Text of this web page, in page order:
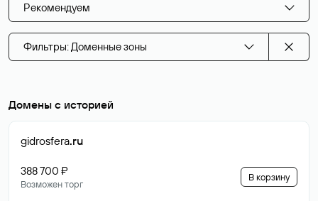
Рекомендуем
Фильтры: Доменные зоны
Домены с историей
gidrosfera.ru
388 700 ₽
Возможен торг
В корзину